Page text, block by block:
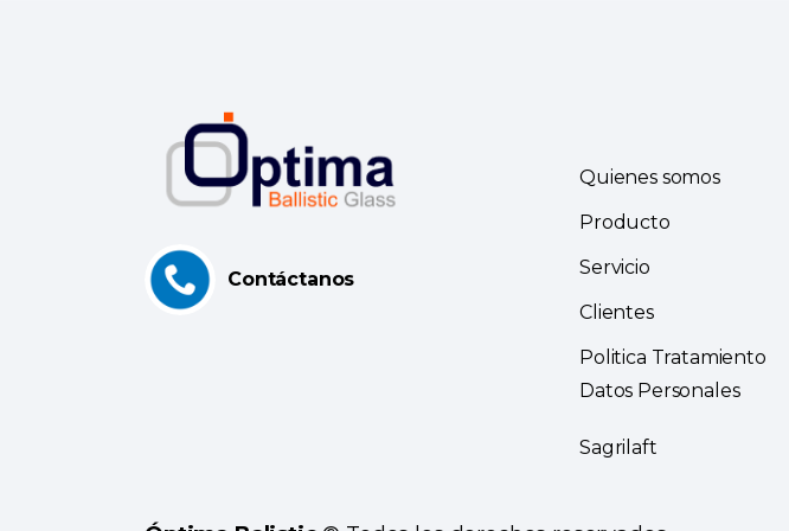
Contáctanos
Quienes somos
Producto
Servicio
Clientes
Politica Tratamiento
Datos Personales
Sagrilaft